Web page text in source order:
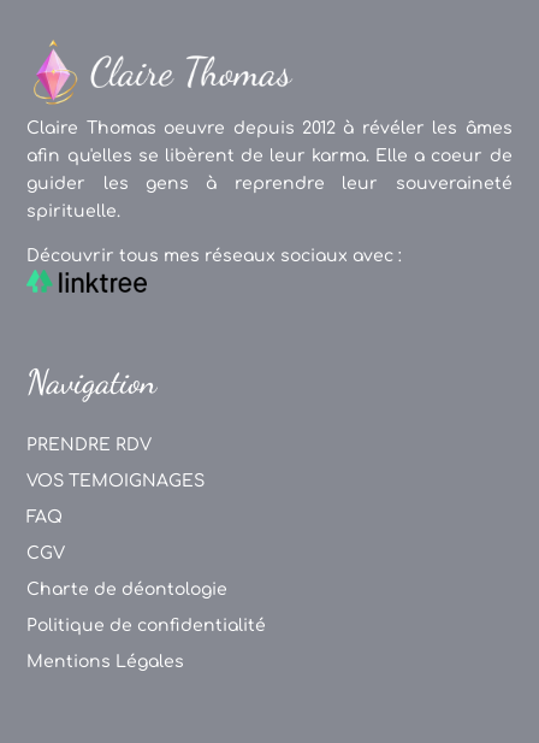
Claire Thomas oeuvre depuis 2012 à révéler les âmes
afin qu'elles se libèrent de leur karma. Elle a coeur de
guider les gens à reprendre leur souveraineté
spirituelle.
Découvrir tous mes réseaux sociaux avec :
Navigation
PRENDRE RDV
VOS TEMOIGNAGES
FAQ
CGV
Charte de déontologie
Politique de confidentialité
Mentions Légales